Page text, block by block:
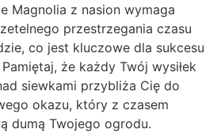
Magnolia z nasion wymaga
przestrzegania czasu
co jest kluczowe dla sukcesu
że każdy Twój wysiłek
siewkami przybliża Cię do
okazu, który z czasem
dumą Twojego ogrodu.